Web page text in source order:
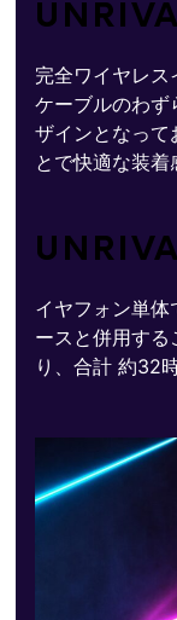
完全ワイヤレス
ケーブルのわ
ザインとなって
とで快適な装着
イヤフォン単
ースと併用す
り、合計 約32